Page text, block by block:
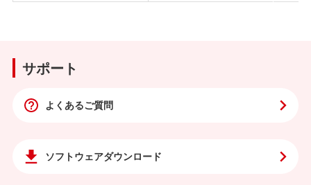
サポート
よくあるご質問
ソフトウェアダウンロード